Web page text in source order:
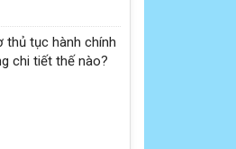
thủ tục hành chính
chi tiết thế nào?